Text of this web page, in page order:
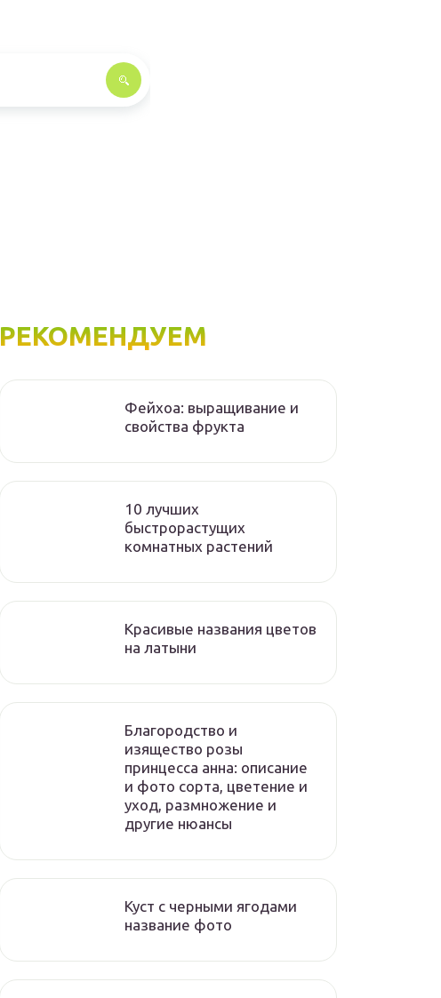
РЕКОМЕНДУЕМ
Фейхоа: выращивание и
свойства фрукта
10 лучших
быстрорастущих
комнатных растений
Красивые названия цветов
на латыни
Благородство и
изящество розы
принцесса анна: описание
и фото сорта, цветение и
уход, размножение и
другие нюансы
Куст с черными ягодами
название фото